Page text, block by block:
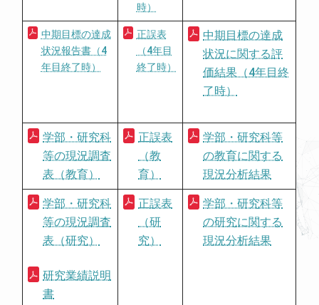
時）
中期目標の達成
状況報告書（4
年目終了時）
正誤表
（4年目
終了時）
中期目標の達成
状況に関する評
価結果（4年目終
了時）
学部・研究科
等の現況調査
表（教育）
正誤表
（教
育）
学部・研究科等
の教育に関する
現況分析結果
学部・研究科
等の現況調査
表（研究）
研究業績説明
書
正誤表
（研
究）
学部・研究科等
の研究に関する
現況分析結果